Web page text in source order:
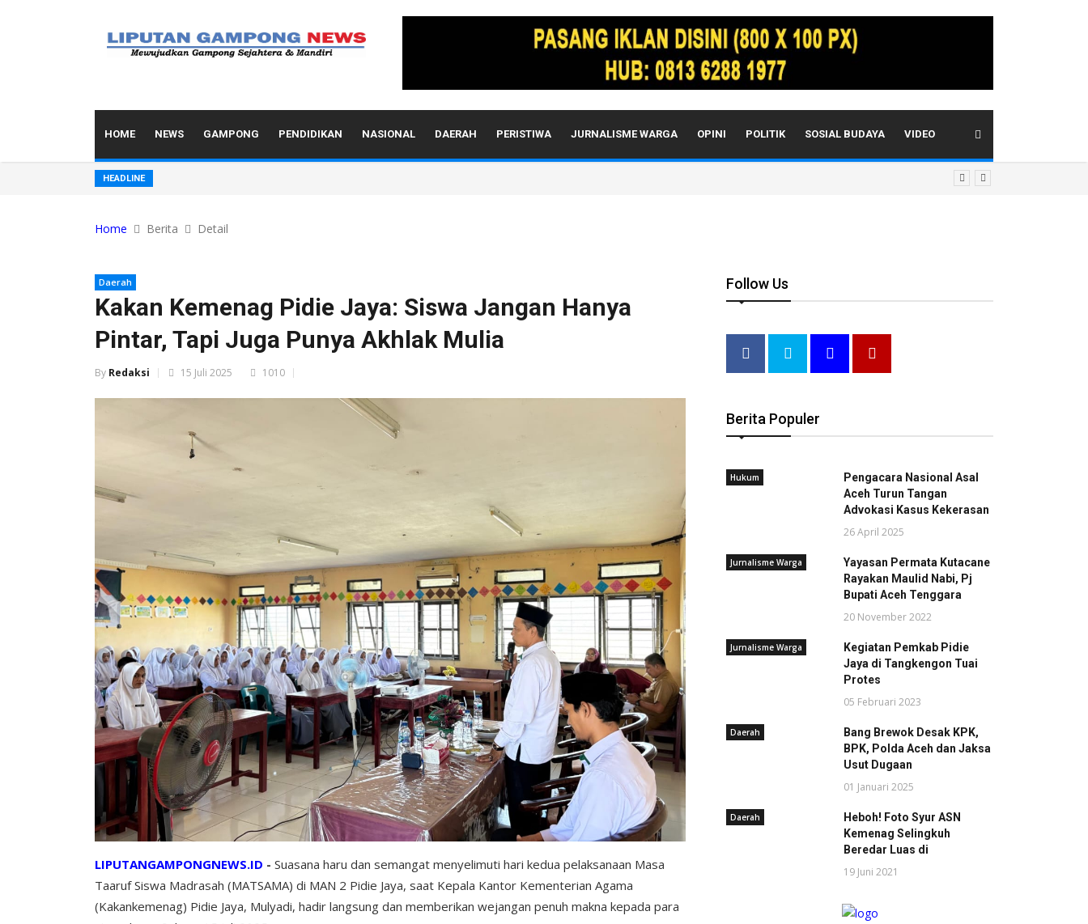
HOME NEWS GAMPONG PENDIDIKAN NASIONAL DAERAH PERISTIWA JURNALISME WARGA OPINI POLITIK SOSIAL BUDAYA VIDEO
HEADLINE
Home Berita Detail
Daerah
Kakan Kemenag Pidie Jaya: Siswa Jangan Hanya
Pintar, Tapi Juga Punya Akhlak Mulia
By Redaksi 15 Juli 2025 1010
LIPUTANGAMPONGNEWS.ID - Suasana haru dan semangat menyelimuti hari kedua pelaksanaan Masa
Taaruf Siswa Madrasah (MATSAMA) di MAN 2 Pidie Jaya, saat Kepala Kantor Kementerian Agama
(Kakankemenag) Pidie Jaya, Mulyadi, hadir langsung dan memberikan wejangan penuh makna kepada para
Follow Us
Berita Populer
Hukum
Pengacara Nasional Asal
Aceh Turun Tangan
Advokasi Kasus Kekerasan
26 April 2025
Jurnalisme Warga
Yayasan Permata Kutacane
Rayakan Maulid Nabi, Pj
Bupati Aceh Tenggara
20 November 2022
Jurnalisme Warga
Kegiatan Pemkab Pidie
Jaya di Tangkengon Tuai
Protes
05 Februari 2023
Daerah
Bang Brewok Desak KPK,
BPK, Polda Aceh dan Jaksa
Usut Dugaan
01 Januari 2025
Daerah
Heboh! Foto Syur ASN
Kemenag Selingkuh
Beredar Luas di
19 Juni 2021